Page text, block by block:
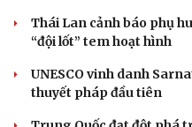
Thái Lan cảnh báo phụ
“đội lốt” tem hoạt hình
UNESCO vinh danh
thuyết pháp đầu tiên